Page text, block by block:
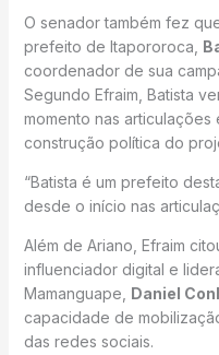
O senador também fez
prefeito de Itapororoca,
coordenador de sua
Segundo Efraim, Batista
momento nas
construção política do
“Batista é um prefeito
desde o início nas
Além de Ariano, Efraim
influenciador digital e
Mamanguape, Daniel
capacidade de
das redes sociais.